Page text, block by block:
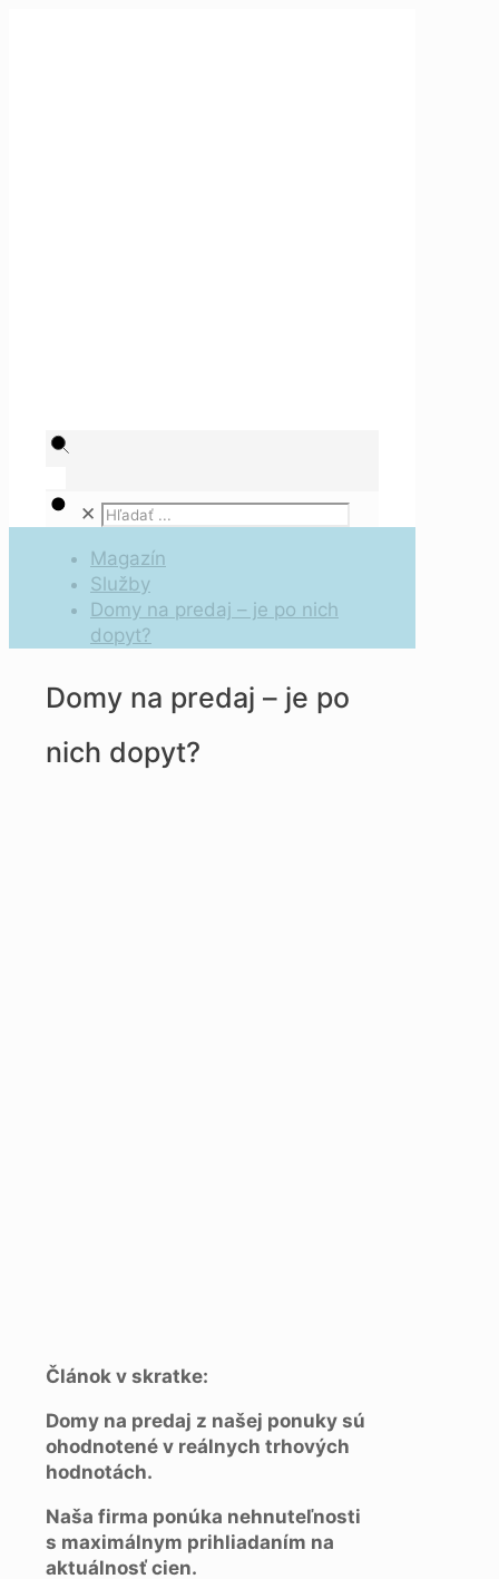
✕
Magazín
Služby
Domy na predaj – je po nich
dopyt?
Domy na predaj – je po
nich dopyt?
Článok v skratke:
Domy na predaj z našej ponuky sú
ohodnotené v reálnych trhových
hodnotách.
Naša firma ponúka nehnuteľnosti
s maximálnym prihliadaním na
aktuálnosť cien.